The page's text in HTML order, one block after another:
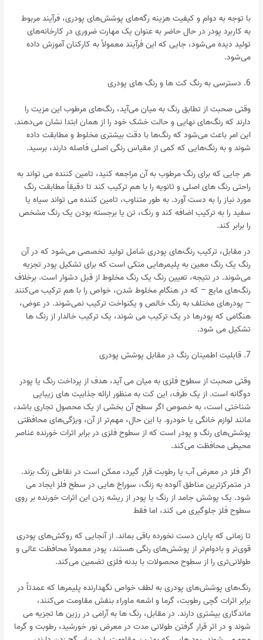
با توجه به دوام و کیفیت هزینه رگه‌های پوشش‌های پودری، فرآیند مربوط
به کاربرد پودر در حال حاضر به عنوان یک مهارت ضروری در کارخانه‌های
تولید دیده می‌شود، جایی که این فرآیند معمولاً به کارکنان آموزش داده
می‌شود.
6. دسترسی به رنگ کت ها و رنگ های پودری
وقتی صحبت از تطابق رنگ به میان می‌آید، رنگ‌های مرطوب این مزیت را
دارند که رنگ‌های نهایی و حالت خشک خود را از همان ابتدا نشان می‌دهند.
این امر باعث می‌شود که رنگ‌ها با دقت بیشتری مخلوط و مطابقت داده
شوند و به رنگ‌هایی که کمی از مقیاس رنگی اصلی فاصله دارند، برسید.
هر جایی که برای رنگ مرطوب به آن مراجعه کنید، تامین کننده می تواند به
راحتی رنگ های اصلی و ثانویه را با هم ترکیب کند تا دقیقاً مطابقت رنگ
مورد نیاز را به دست آورد. به طور متناوب، تامین کننده می تواند سیاه یا
سفید را به ترکیب اضافه کند و رنگ، تن یا برجسته بودن یک رنگ مشخص
را برابر کند.
در مقابل، ترکیب رنگ‌های پودری شامل تولید تخصصی می‌شود که در آن
رنگ یک رنگ معین به پلیمرهایی متکی است که برای تشکیل پودر تجزیه
می‌شوند. در نتیجه، تعیین رنگ یک رنگ مخلوط از قبل دشوار است. برخلاف
رنگ‌های مایع – که در هنگام مخلوط شدن، خواص را با هم ترکیب می‌کنند
– پودرهای مختلف به رنگ خالص و یکنواخت ترکیب نمی‌شوند. در عوض،
هنگامی که پودرها در یک ترکیب می شوند، یک ترکیب خالدار از رنگ ها
تشکیل می شود.
7. قابلیت اطمینان رنگ در مقابل پوشش پودری
وقتی صحبت از سطوح فلزی به میان می آید، هدف از پرداخت رنگ یا پودر
دوگانه است. از یک طرف، این کت به منظور ارائه جذابیت های زیبایی
شناختی است، به خصوص اگر سطح آن بخشی از یک محصول تجاری باشد،
مانند لوازم خانگی یا خودرو. با این حال، مهم‌تر از آن، ویژگی‌های محافظتی
پوشش‌های رنگ و پودر است که از سطوح فلزی در برابر اثرات خورنده عناصر
محیطی محافظت می‌کند.
اگر فلز در معرض آب یا رطوبت قرار گیرد، ممکن است در نقاطی زنگ بزند.
در متمرکزترین مناطق آلوده به زنگ، سوراخ هایی در سطح فلز ایجاد می
شود. یک پوشش جامد از رنگ یا پودر از ریشه زدن این اثرات خورنده بر روی
سطوح فلز جلوگیری می کند، اما فقط
تا زمانی که پایان دست نخورده باقی بماند. از آنجایی که روکش‌های پودری
قوی‌تر و بادوام‌تر از پوشش‌های رنگی هستند، پودر معمولاً محافظت عالی و
طولانی‌تری را از سطوح محصولات با بدنه فلزی تضمین می‌کند.
رنگ‌های پوشش‌های پودری به لطف خواص نگهدارنده پلیمرها که عمدتاً در
برابر اثرات گچی رطوبت، گرما و اشعه ماوراء بنفش مقاومت می‌کنند،
ماندگاری بیشتری دارند. در مقابل، رنگ ها به آرامی در رزین ها تجزیه می
شوند و در اثر قرار گرفتن طولانی مدت در معرض نور خورشید، رطوبت و گرما